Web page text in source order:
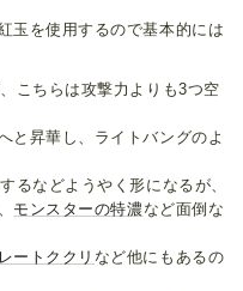
玉を使用するので基本的には
こちらは攻撃力よりも3つ空
と昇華し、ライトバングのよ
るなどようやく形になるが、
モンスターの特濃 など面倒な
ートククリ など他にもあるの